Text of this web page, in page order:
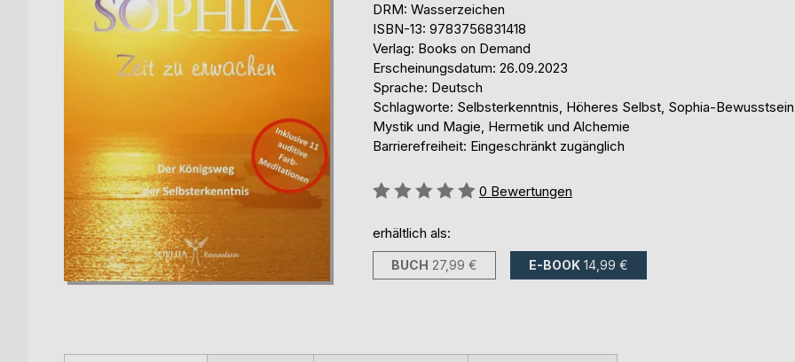
DRM: Wasserzeichen
ISBN-13: 9783756831418
Verlag: Books on Demand
Erscheinungsdatum: 26.09.2023
Sprache: Deutsch
Schlagworte: Selbsterkenntnis, Höheres Selbst, Sophia-
Mystik und Magie, Hermetik und Alchemie
Barrierefreiheit: Eingeschränkt zugänglich
Bewertung::
0 Bewertungen
erhältlich als:
BUCH 27,99 € E-BOOK 14,99 €